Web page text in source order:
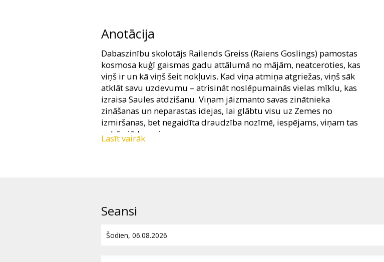
Anotācija
Dabaszinību skolotājs Railends Greiss (Raiens Goslings) pamostas
kosmosa kuģī gaismas gadu attālumā no mājām, neatceroties, kas
viņš ir un kā viņš šeit nokļuvis. Kad viņa atmiņa atgriežas, viņš sāk
atklāt savu uzdevumu – atrisināt noslēpumainās vielas mīklu, kas
izraisa Saules atdzišanu. Viņam jāizmanto savas zinātnieka
zināšanas un neparastas idejas, lai glābtu visu uz Zemes no
izmiršanas, bet negaidīta draudzība nozīmē, iespējams, viņam tas
nebūs jādara vienam.
Lasīt vairāk
Seansi